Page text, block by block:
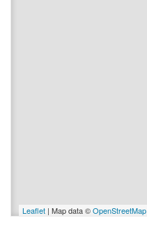
Leaflet | Map data ©OpenStreetMap